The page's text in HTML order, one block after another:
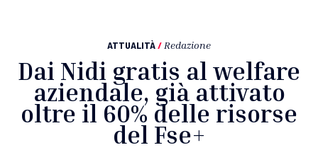
ATTUALITÀ/ Redazione
Dai Nidi gratis al welfare
aziendale, già attivato
oltre il 60% delle risorse
del Fse+